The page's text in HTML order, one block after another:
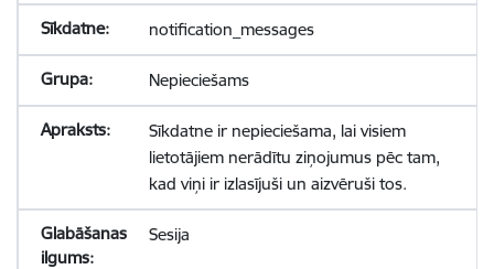
notification_messages
Nepieciešams
Sīkdatne ir nepieciešama, lai visiem
lietotājiem nerādītu ziņojumus pēc tam,
kad viņi ir izlasījuši un aizvēruši tos.
Sesija